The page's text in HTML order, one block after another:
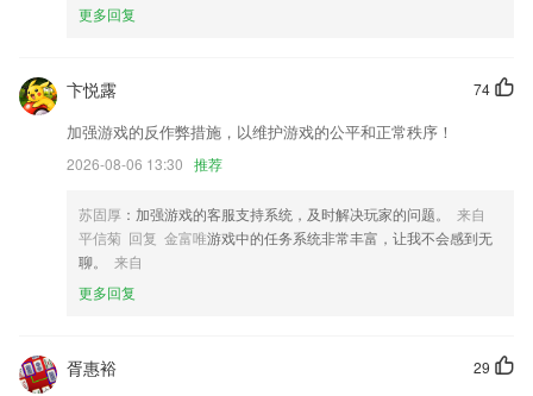
bc365网站多少软件优势
内容。
2.实力派小讲师，手把手带你学
3.不断都有新的课程更新，每天的学习内容很齐全。
5.，通过不同维度初步了解选考科目要求
6.给孩子讲一个又一个生动好玩的故事，让孩子自己也能讲故事。
bc365网站多少更新了什么?
界面更清晰交互更简单
更多回复
74
卞悦露
加强游戏的反作弊措施，以维护游戏的公平和正常秩序！
2026-08-06 13:30 推荐
苏固厚 ：加强游戏的客服支持系统，及时解决玩家的问题。
来自
平信菊 回复 金富唯游戏中的任务系统非常丰富，让我不会感到无
聊。
来自
更多回复
29
胥惠裕